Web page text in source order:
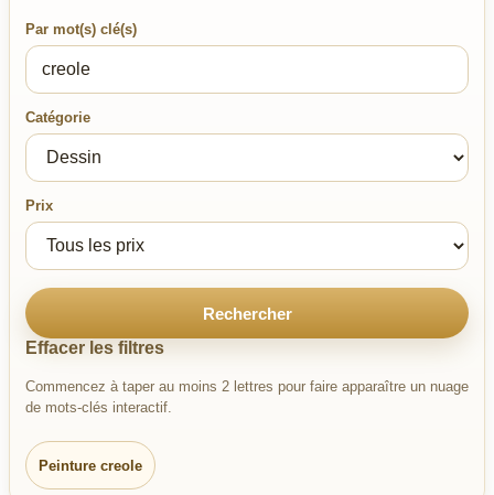
Par mot(s) clé(s)
Catégorie
Prix
Rechercher
Effacer les filtres
Commencez à taper au moins 2 lettres pour faire apparaître un nuage
de mots-clés interactif.
Peinture creole